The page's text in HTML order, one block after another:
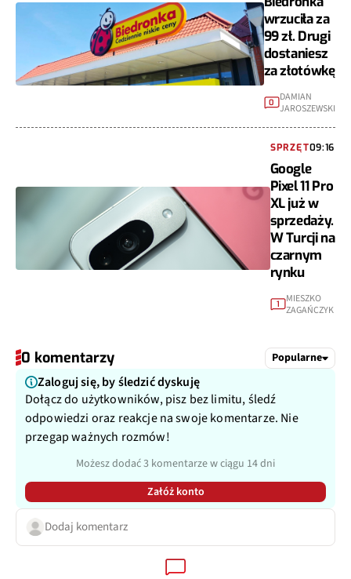
wrzuciła za
99 zł. Drugi
dostaniesz
za złotówkę
0 DAMIAN
JAROSZEWSKI
SPRZĘT09:16
Google
Pixel 11 Pro
XL już w
sprzedaży.
W Turcji na
czarnym
rynku
1
MIESZKO
ZAGAŃCZYK
0 komentarzy Popularne
Zaloguj się, by śledzić dyskuję
Dołącz do użytkowników, pisz bez limitu, śledź
odpowiedzi oraz reakcje na swoje komentarze. Nie
przegap ważnych rozmów!
Możesz dodać 3 komentarze w ciągu 14 dni
Załóż konto
Dodaj komentarz